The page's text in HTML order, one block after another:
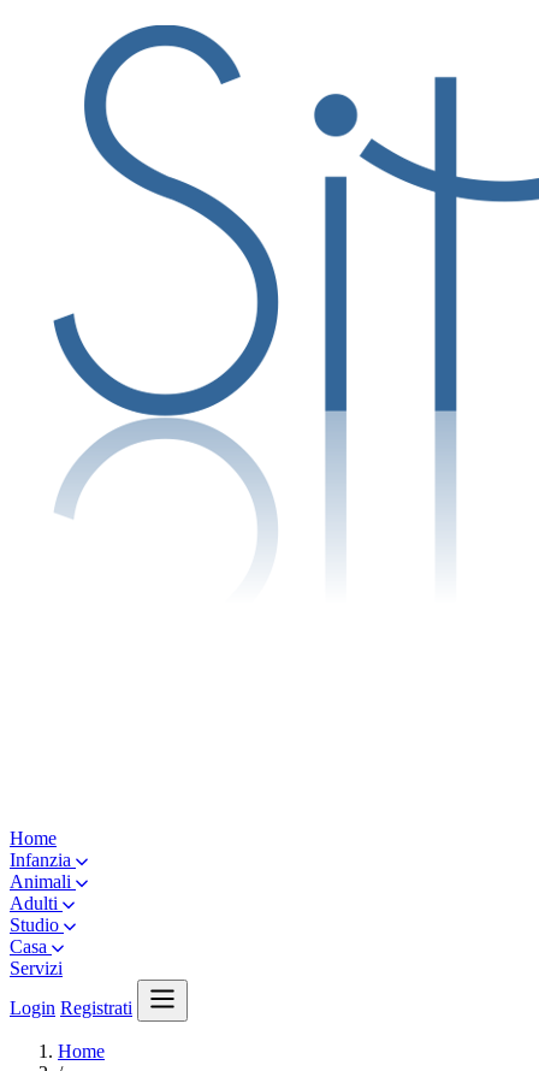
Home
Infanzia
Animali
Adulti
Studio
Casa
Servizi
Login Registrati
Home